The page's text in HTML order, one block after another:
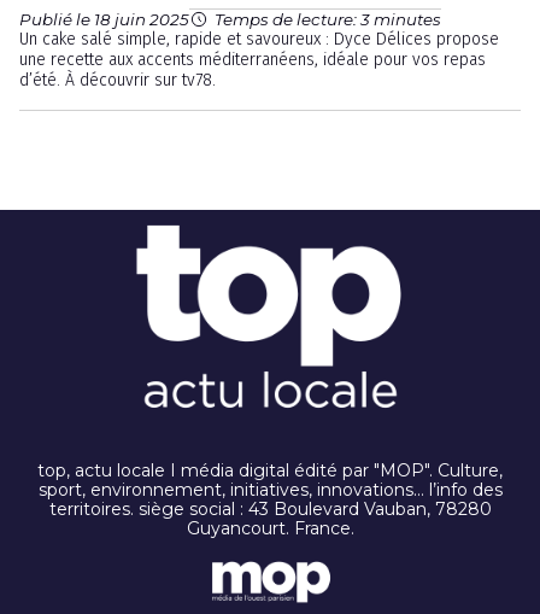
Publié le 18 juin 2025 Temps de lecture: 3 minutes
Un cake salé simple, rapide et savoureux : Dyce Délices propose
une recette aux accents méditerranéens, idéale pour vos repas
d’été. À découvrir sur tv78.
top, actu locale I média digital édité par "MOP". Culture,
sport, environnement, initiatives, innovations… l’info des
territoires. siège social : 43 Boulevard Vauban, 78280
Guyancourt. France.